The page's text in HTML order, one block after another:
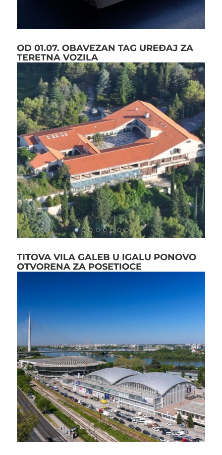
OD 01.07. OBAVEZAN TAG UREĐAJ ZA
TERETNA VOZILA
TITOVA VILA GALEB U IGALU PONOVO
OTVORENA ZA POSETIOCE